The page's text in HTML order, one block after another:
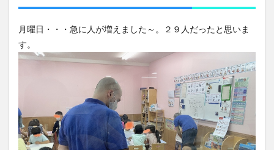
月曜日・・・急に人が増えました～。２９人だったと思いま
す。